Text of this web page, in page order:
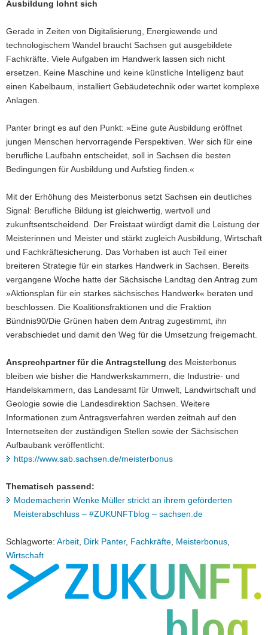
Ausbildung lohnt sich
Gerade in Zeiten von Digitalisierung, Energiewende und
technologischem Wandel braucht Sachsen gut ausgebildete
Fachkräfte. Viele Aufgaben im Handwerk lassen sich nicht
ersetzen. Keine Maschine und keine künstliche Intelligenz baut
einen Kabelbaum, installiert Gebäudetechnik oder wartet komplexe
Anlagen.
Panter bringt es auf den Punkt: »Eine gute Ausbildung eröffnet
jungen Menschen hervorragende Perspektiven. Wer sich für eine
berufliche Laufbahn entscheidet, soll in Sachsen die besten
Bedingungen für Ausbildung und Aufstieg finden.«
Mit der Erhöhung des Meisterbonus setzt Sachsen ein deutliches
Signal: Berufliche Bildung ist gleichwertig, wertvoll und
zukunftsentscheidend. Der Freistaat würdigt damit die Leistung der
Meisterinnen und Meister und stärkt zugleich Ausbildung, Wirtschaft
und Fachkräftesicherung. Das Vorhaben ist auch Teil einer
breiteren Strategie für ein starkes Handwerk in Sachsen. Bereits
vergangene Woche hatte der Sächsische Landtag den Antrag zum
»Aktionsplan für ein starkes sächsisches Handwerk« beraten und
beschlossen. Die Koalitionsfraktionen und die Fraktion
Bündnis90/Die Grünen haben dem Antrag zugestimmt, ihn
verabschiedet und damit den Weg für die Umsetzung freigemacht.
Ansprechpartner für die Antragstellung des Meisterbonus
bleiben wie bisher die Handwerkskammern, die Industrie- und
Handelskammern, das Landesamt für Umwelt, Landwirtschaft und
Geologie sowie die Landesdirektion Sachsen. Weitere
Informationen zum Antragsverfahren werden zeitnah auf den
Internetseiten der zuständigen Stellen sowie der Sächsischen
Aufbaubank veröffentlicht:
https://www.sab.sachsen.de/meisterbonus
Thematisch passend:
Modemacherin Wenke Müller strickt an ihrem geförderten
Meisterabschluss – #ZUKUNFTblog – sachsen.de
Schlagworte: Arbeit Dirk Panter, Fachkräfte Meisterbonus
Wirtschaft